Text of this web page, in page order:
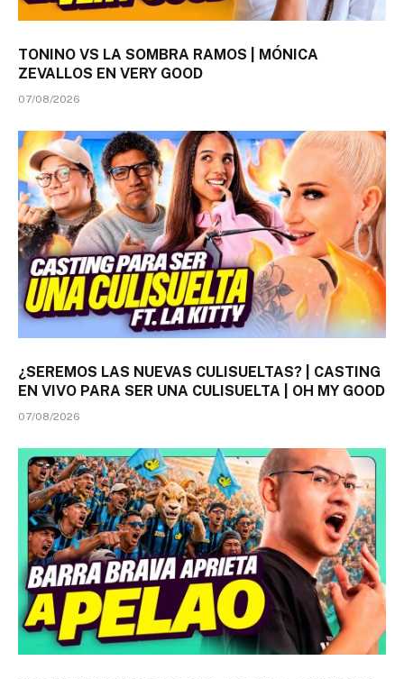
TONINO VS LA SOMBRA RAMOS | MÓNICA
ZEVALLOS EN VERY GOOD
07/08/2026
¿SEREMOS LAS NUEVAS CULISUELTAS? | CASTING
EN VIVO PARA SER UNA CULISUELTA | OH MY GOOD
07/08/2026